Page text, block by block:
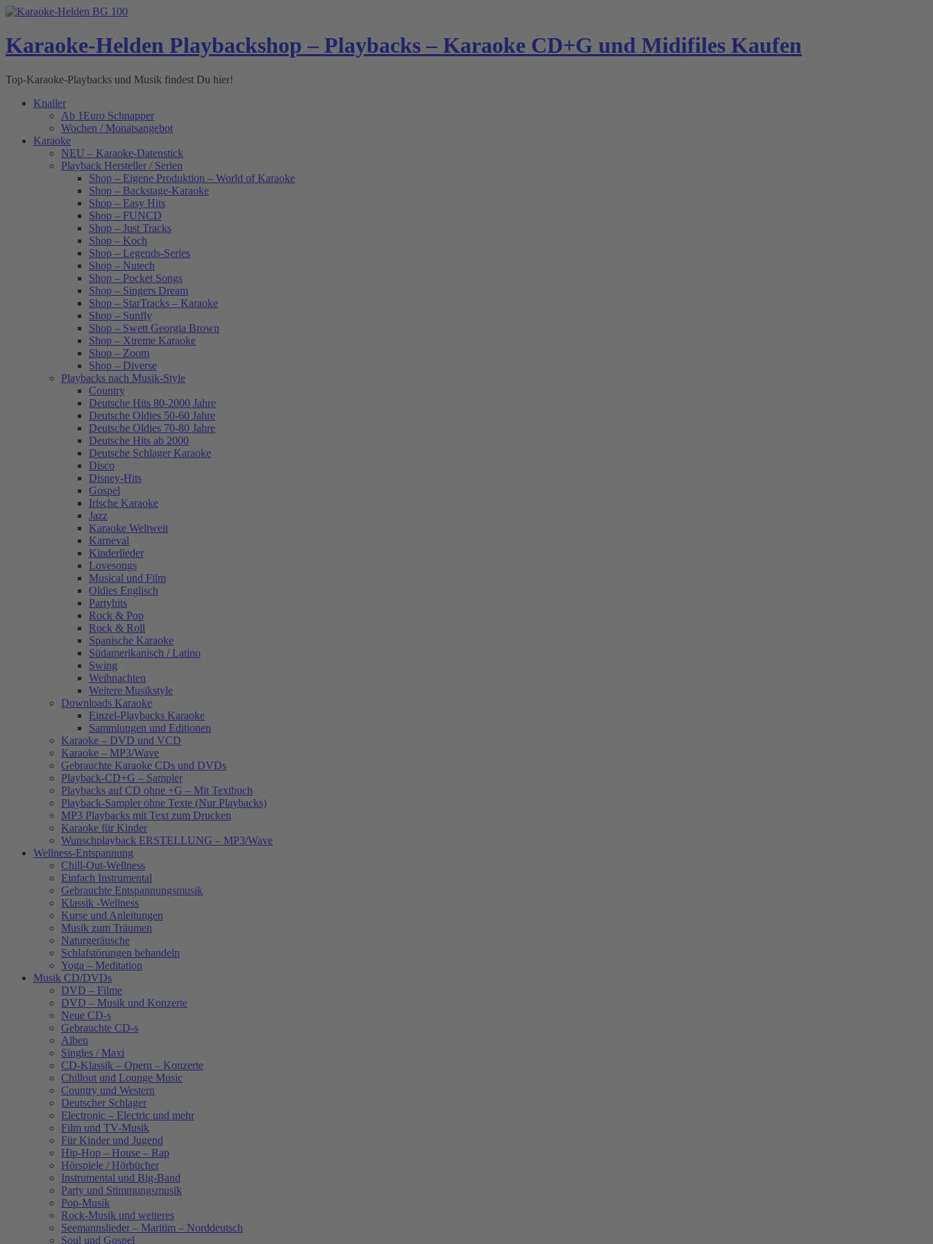
Skip
content
Karaoke-Helden Playbackshop – Playbacks – Karaoke CD+G und Midifiles Kaufen
Top-Karaoke-Playbacks und Musik findest Du hier!
Knaller
Ab 1Euro Schnapper
Wochen / Monatsangebot
Karaoke
NEU – Karaoke-Datenstick
Playback Hersteller / Serien
Shop – Eigene Produktion – World of Karaoke
Shop – Backstage-Karaoke
Shop – Easy Hits
Shop – FUNCD
Shop – Just Tracks
Shop – Koch
Shop – Legends-Series
Shop – Nutech
Shop – Pocket Songs
Shop – Singers Dream
Shop – StarTracks – Karaoke
Shop – Sunfly
Shop – Swett Georgia Brown
Shop – Xtreme Karaoke
Shop – Zoom
Shop – Diverse
Playbacks nach Musik-Style
Country
Deutsche Hits 80-2000 Jahre
Deutsche Oldies 50-60 Jahre
Deutsche Oldies 70-80 Jahre
Deutsche Hits ab 2000
Deutsche Schlager Karaoke
Disco
Disney-Hits
Gospel
Irische Karaoke
Jazz
Karaoke Weltweit
Karneval
Kinderlieder
Lovesongs
Musical und Film
Oldies Englisch
Partyhits
Rock & Pop
Rock & Roll
Spanische Karaoke
Südamerikanisch / Latino
Swing
Weihnachten
Weitere Musikstyle
Downloads Karaoke
Einzel-Playbacks Karaoke
Sammlungen und Editionen
Karaoke – DVD und VCD
Karaoke – MP3/Wave
Gebrauchte Karaoke CDs und DVDs
Playback-CD+G – Sampler
Playbacks auf CD ohne +G – Mit Textbuch
Playback-Sampler ohne Texte (Nur Playbacks)
MP3 Playbacks mit Text zum Drucken
Karaoke für Kinder
Wunschplayback ERSTELLUNG – MP3/Wave
Wellness-Entspannung
Chill-Out-Wellness
Einfach Instrumental
Gebrauchte Entspannungsmusik
Klassik -Wellness
Kurse und Anleitungen
Musik zum Träumen
Naturgeräusche
Schlafstörungen behandeln
Yoga – Meditation
Musik CD/DVDs
DVD – Filme
DVD – Musik und Konzerte
Neue CD-s
Gebrauchte CD-s
Alben
Singles / Maxi
CD-Klassik – Opern – Konzerte
Chillout und Lounge Music
Country und Western
Deutscher Schlager
Electronic – Electric und mehr
Film und TV-Musik
Für Kinder und Jugend
Hip-Hop – House – Rap
Hörspiele / Hörbücher
Instrumental und Big-Band
Party und Stimmungsmusik
Pop-Musik
Rock-Musik und weiteres
Seemannslieder – Maritim – Norddeutsch
Soul und Gospel